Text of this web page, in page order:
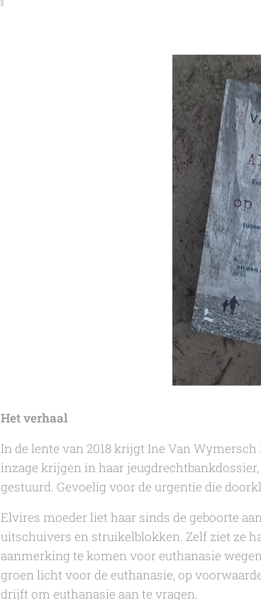
Het verhaal
In de lente van 2018 krijgt Ine Van
inzage krijgen in haar
gestuurd. Gevoelig voor de urgentie die
Elvires moeder liet haar sinds de geboorte
uitschuivers en struikelblokken. Zelf ziet ze
aanmerking te komen voor euthanasie
groen licht voor de euthanasie, op
drijft om euthanasie aan te vragen.